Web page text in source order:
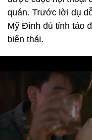
quán. Trước lời dụ
Mỹ Đình đủ tỉnh táo
biến thái.